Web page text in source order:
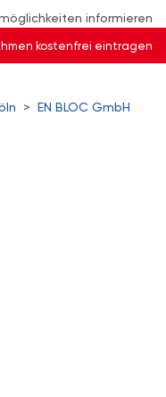
informieren
kostenfrei eintragen
> EN BLOC GmbH